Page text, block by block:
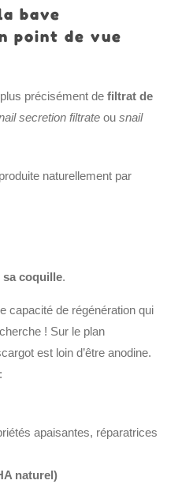
bave
point de vue
précisément defiltrat de
secretion filtrate ousnail
naturellement par
sa coquille.
capacité de régénération qui
! Sur le plan
est loin d’être anodine.
apaisantes, réparatrices
naturel)